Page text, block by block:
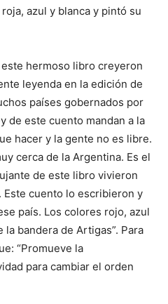
azul y blanca y pintó su
hermoso libro creyeron
leyenda en la edición de
países gobernados por
de este cuento mandan a la
hacer y la gente no es libre.
cerca de la Argentina. Es el
de este libro vivieron
Este cuento lo escribieron y
país. Los colores rojo, azul
bandera de Artigas”. Para
“Promueve la
para cambiar el orden